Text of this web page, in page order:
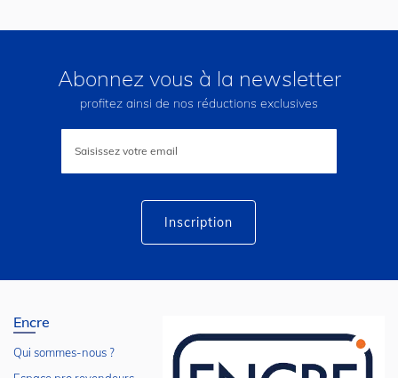
Abonnez vous à la newsletter
profitez ainsi de nos réductions exclusives
Inscription
lettre
Inscription
Encre
Qui sommes-nous ?